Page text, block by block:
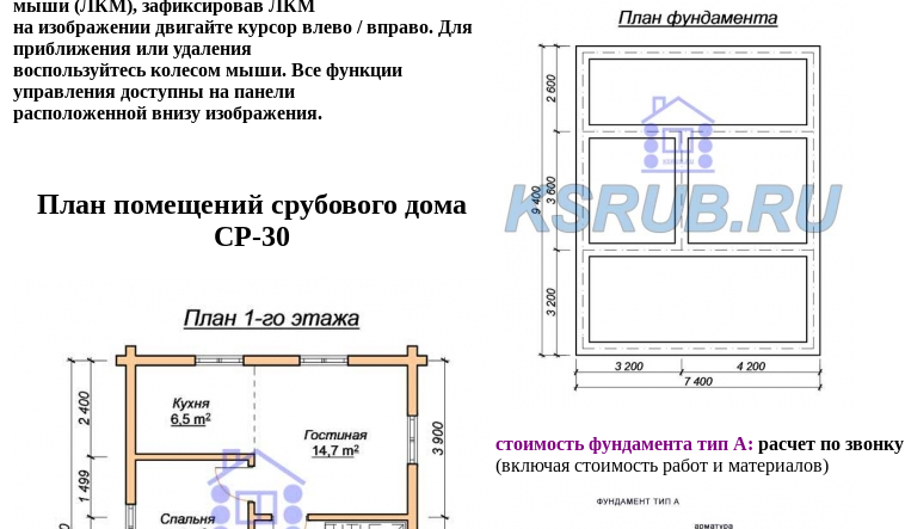
мыши (ЛКМ), зафиксировав ЛКМ
на изображении двигайте курсор влево / вправо. Для
приближения или удаления
воспользуйтесь колесом мыши. Все функции
управления доступны на панели
расположенной внизу изображения.
План помещений срубового дома
СР-30
стоимость фундамента тип А: расчет по звонку
(включая стоимость работ и материалов)